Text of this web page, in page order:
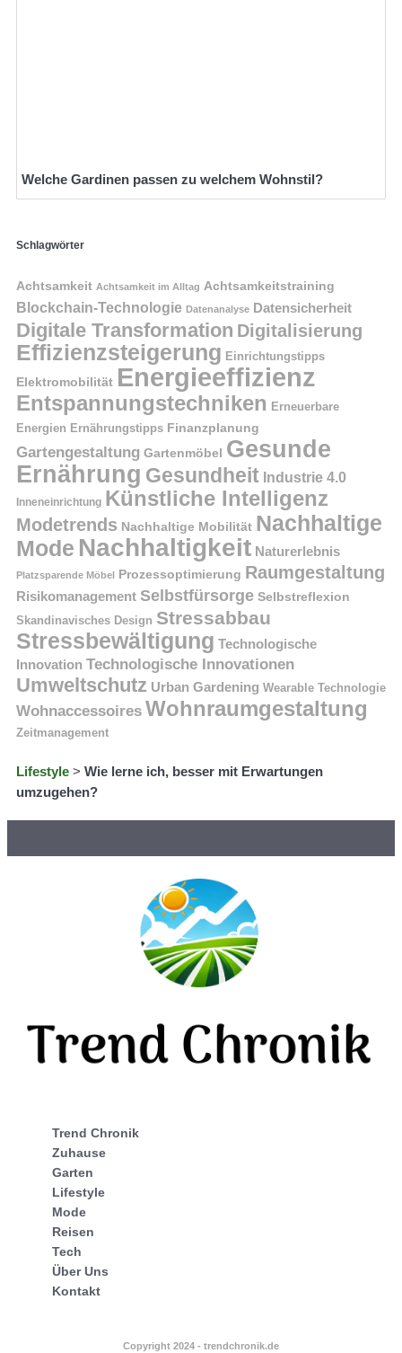
Welche Gardinen passen zu welchem Wohnstil?
Schlagwörter
Achtsamkeit Achtsamkeit im Alltag Achtsamkeitstraining
Blockchain-Technologie Datenanalyse Datensicherheit
Digitale Transformation Digitalisierung
Effizienzsteigerung Einrichtungstipps
Elektromobilität Energieeffizienz
Entspannungstechniken Erneuerbare
Energien Ernährungstipps Finanzplanung
Gartengestaltung Gartenmöbel Gesunde
Ernährung Gesundheit Industrie 4.0
Inneneinrichtung Künstliche Intelligenz
Modetrends Nachhaltige Mobilität Nachhaltige
Mode Nachhaltigkeit Naturerlebnis
Platzsparende Möbel Prozessoptimierung Raumgestaltung
Risikomanagement Selbstfürsorge Selbstreflexion
Skandinavisches Design Stressabbau
Stressbewältigung Technologische
Innovation Technologische Innovationen
Umweltschutz Urban Gardening Wearable Technologie
Wohnaccessoires Wohnraumgestaltung
Zeitmanagement
Lifestyle > Wie lerne ich, besser mit Erwartungen
umzugehen?
Trend Chronik
Zuhause
Garten
Lifestyle
Mode
Reisen
Tech
Über Uns
Kontakt
Copyright 2024 - trendchronik.de